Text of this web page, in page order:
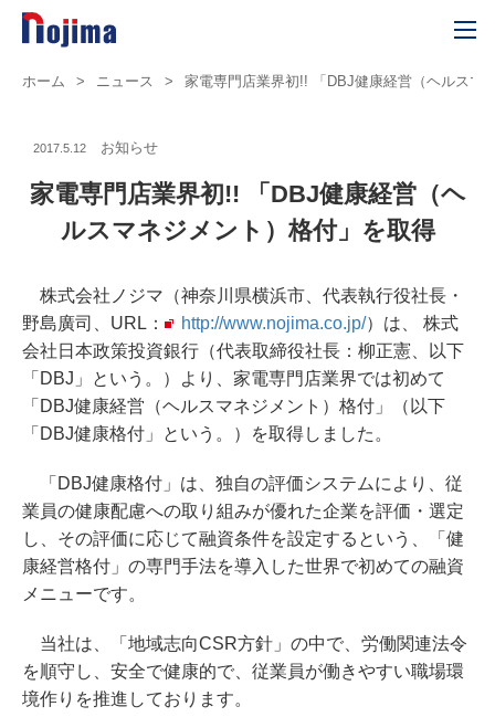
ホーム > ニュース > 家電専門店業界初!! 「DBJ健康経営（ヘルスマ
2017.5.12 お知らせ
家電専門店業界初!! 「DBJ健康経営（ヘ
ルスマネジメント）格付」を取得
株式会社ノジマ（神奈川県横浜市、代表執行役社長・
野島廣司、URL：
http://www.nojima.co.jp/）は、 株式
会社日本政策投資銀行（代表取締役社長：柳正憲、以下
「DBJ」という。）より、家電専門店業界では初めて
「DBJ健康経営（ヘルスマネジメント）格付」（以下
「DBJ健康格付」という。）を取得しました。
「DBJ健康格付」は、独自の評価システムにより、従
業員の健康配慮への取り組みが優れた企業を評価・選定
し、その評価に応じて融資条件を設定するという、「健
康経営格付」の専門手法を導入した世界で初めての融資
メニューです。
当社は、「地域志向CSR方針」の中で、労働関連法令
を順守し、安全で健康的で、従業員が働きやすい職場環
境作りを推進しております。